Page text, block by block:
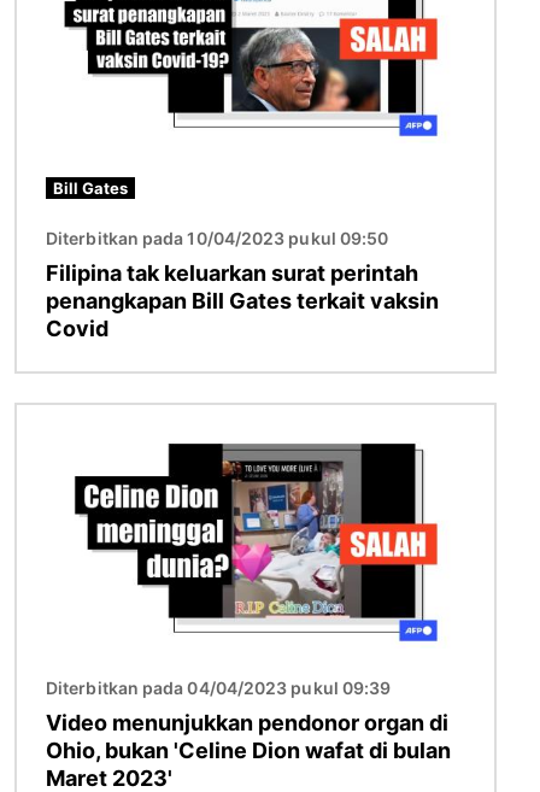
Bill Gates
Diterbitkan pada 10/04/2023 pukul 09:50
Filipina tak keluarkan surat perintah
penangkapan Bill Gates terkait vaksin
Covid
Diterbitkan pada 04/04/2023 pukul 09:39
Video menunjukkan pendonor organ di
Ohio, bukan 'Celine Dion wafat di bulan
Maret 2023'